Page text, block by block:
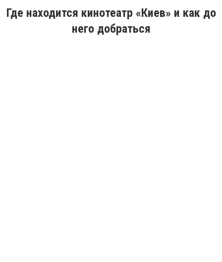
Где находится кинотеатр «Киев» и как до
него добраться